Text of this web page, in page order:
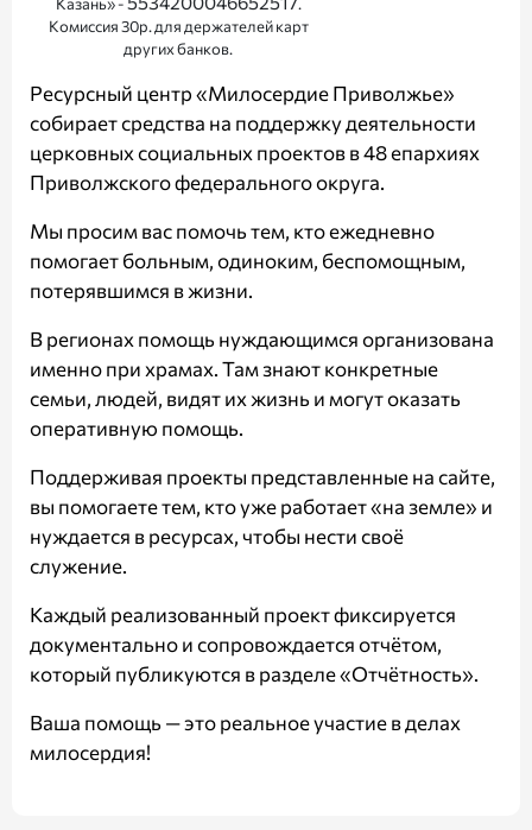
Комиссия 30р. для держателей карт
других банков.
Ресурсный центр «Милосердие Приволжье»
собирает средства на поддержку деятельности
церковных социальных проектов в 48 епархиях
Приволжского федерального округа.
Мы просим вас помочь тем, кто ежедневно
помогает больным, одиноким, беспомощным,
потерявшимся в жизни.
В регионах помощь нуждающимся организована
именно при храмах. Там знают конкретные
семьи, людей, видят их жизнь и могут оказать
оперативную помощь.
Поддерживая проекты представленные на сайте,
вы помогаете тем, кто уже работает «на земле» и
нуждается в ресурсах, чтобы нести своё
служение.
Каждый реализованный проект фиксируется
документально и сопровождается отчётом,
который публикуются в разделе«Отчётность».
Ваша помощь — это реальное участие в делах
милосердия!